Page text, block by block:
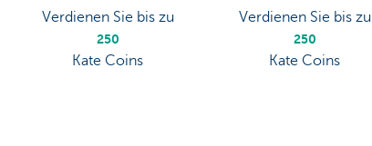
Verdienen Sie bis zu
250
Kate Coins
Verdienen Sie bis zu
250
Kate Coins